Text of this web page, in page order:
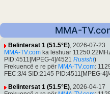
MMA-
Belintersat 1 (51.5°E), 2026-07-23
MMA-TV.com ka lëshuar
PID:4511[MPEG-4]/4521 Rusisht)
Frekuencë e re për MMA-TV.com:
FEC:3/4 SID:2145 PID:4511[MPEG-
Belintersat 1 (51.5°E), 2026-04-17